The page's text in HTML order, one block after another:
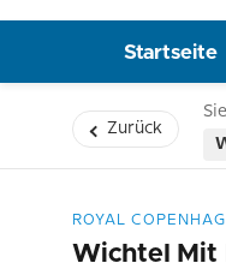
Startseite
Zurück
ROYAL
Wichtel Mit